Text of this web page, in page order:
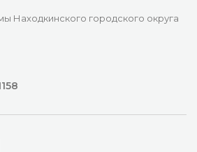
Находкинского городского округа